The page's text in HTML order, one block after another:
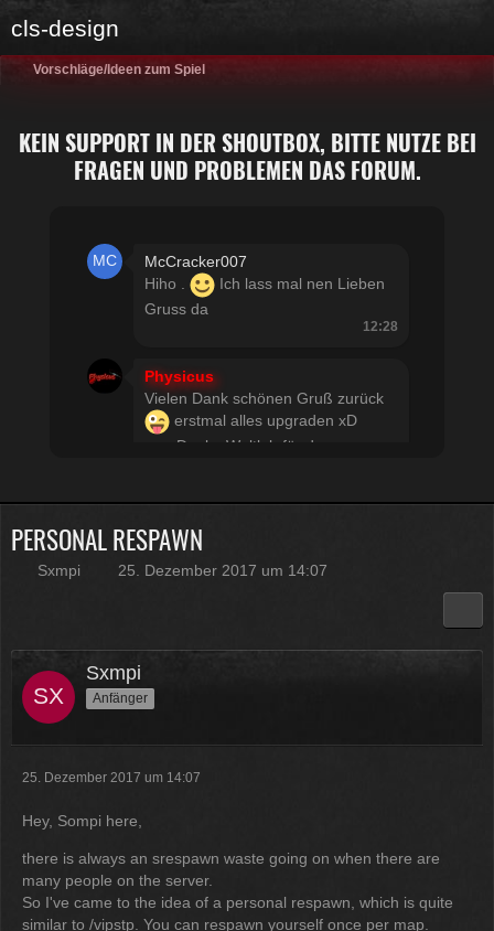
cls-design
Vorschläge/Ideen zum Spiel
KEIN SUPPORT IN DER SHOUTBOX, BITTE NUTZE BEI
FRAGEN UND PROBLEMEN DAS FORUM.
McCracker007
Hiho .
Ich lass mal nen Lieben
Gruss da
12:28
Physicus
Vielen Dank schönen Gruß zurück
erstmal alles upgraden xD
usw Danke Woltlab für den
Physicus
Twitch-Box 6.2.0 in Arbeit
Muss ich auch alles machen .
zusammen was ich auftreiben
Plugins haben und dann noch mal
65 für Forum Update.
Ja bei mir sind es 130 € für
Woltlab und Plugins und Designs
auch so um locker flockig 50-60 €
PERSONAL RESPAWN
Sxmpi 25. Dezember 2017 um 14:07
Sxmpi
Anfänger
25. Dezember 2017 um 14:07
Hey, Sompi here,
there is always an srespawn waste going on when there are
many people on the server.
So I've came to the idea of a personal respawn, which is quite
similar to /vipstp. You can respawn yourself once per map.